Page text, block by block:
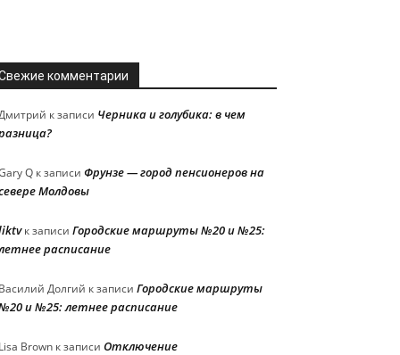
комментарии
к записи Черника и голубика: в чем
Q к записи Фрунзе — город пенсионеров на
Молдовы
к записи Городские маршруты №20 и №25:
расписание
Долгий к записи Городские маршруты
и №25: летнее расписание
Brown к записи Отключение